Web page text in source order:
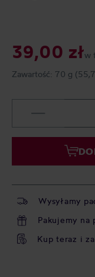
39,00 złw
Zawartość: 70 g
Wysyłamy
Pakujemy na
Kup teraz i